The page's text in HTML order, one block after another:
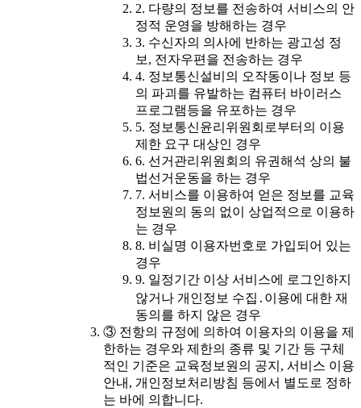
2. 다량의 정보를 전송하여 서비스의 안
정적 운영을 방해하는 경우
3. 수신자의 의사에 반하는 광고성 정
보, 전자우편을 전송하는 경우
4. 정보통신설비의 오작동이나 정보 등
의 파괴를 유발하는 컴퓨터 바이러스
프로그램등을 유포하는 경우
5. 정보통신윤리위원회로부터의 이용
제한 요구 대상인 경우
6. 선거관리위원회의 유권해석 상의 불
법선거운동을 하는 경우
7. 서비스를 이용하여 얻은 정보를 교육
정보원의 동의 없이 상업적으로 이용하
는 경우
8. 비실명 이용자번호로 가입되어 있는
경우
9. 일정기간 이상 서비스에 로그인하지
않거나 개인정보 수집․이용에 대한 재
동의를 하지 않은 경우
③ 전항의 규정에 의하여 이용자의 이용을 제
한하는 경우와 제한의 종류 및 기간 등 구체
적인 기준은 교육정보원의 공지, 서비스 이용
안내, 개인정보처리방침 등에서 별도로 정하
는 바에 의합니다.